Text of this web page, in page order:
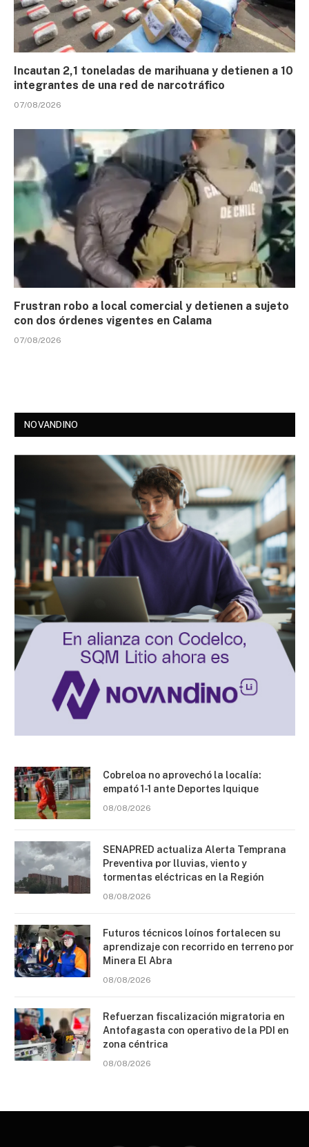
Incautan 2,1 toneladas de marihuana y detienen a 10
integrantes de una red de narcotráfico
07/08/2026
Frustran robo a local comercial y detienen a sujeto
con dos órdenes vigentes en Calama
07/08/2026
NOVANDINO
Cobreloa no aprovechó la localía:
empató 1-1 ante Deportes Iquique
08/08/2026
SENAPRED actualiza Alerta Temprana
Preventiva por lluvias, viento y
tormentas eléctricas en la Región
08/08/2026
Futuros técnicos loínos fortalecen su
aprendizaje con recorrido en terreno por
Minera El Abra
08/08/2026
Refuerzan fiscalización migratoria en
Antofagasta con operativo de la PDI en
zona céntrica
08/08/2026